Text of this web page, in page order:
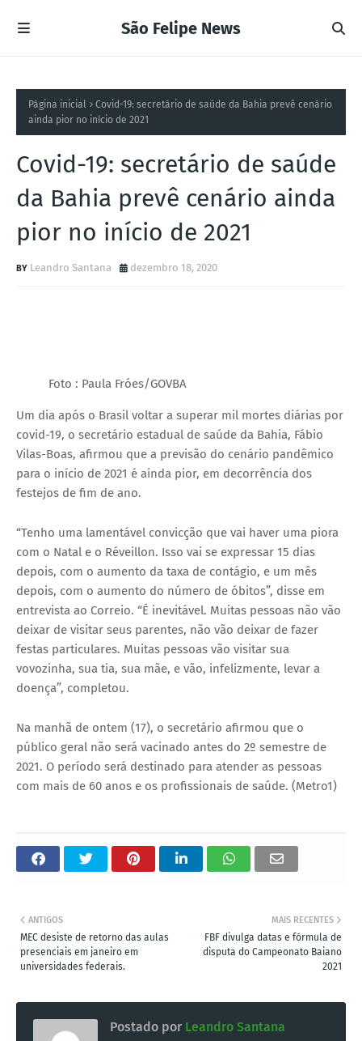
São Felipe News
Página inicial
Covid-19: secretário de saúde da Bahia prevê cenário
ainda pior no início de 2021
Covid-19: secretário de saúde
da Bahia prevê cenário ainda
pior no início de 2021
Leandro Santana dezembro 18, 2020
Foto : Paula Fróes/GOVBA
Um dia após o Brasil voltar a superar mil mortes diárias por
covid-19, o secretário estadual de saúde da Bahia, Fábio
Vilas-Boas, afirmou que a previsão do cenário pandêmico
para o início de 2021 é ainda pior, em decorrência dos
festejos de fim de ano.
“Tenho uma lamentável convicção que vai haver uma piora
com o Natal e o Réveillon. Isso vai se expressar 15 dias
depois, com o aumento da taxa de contágio, e um mês
depois, com o aumento do número de óbitos”, disse em
entrevista ao Correio. “É inevitável. Muitas pessoas não vão
deixar de visitar seus parentes, não vão deixar de fazer
festas particulares. Muitas pessoas vão visitar sua
vovozinha, sua tia, sua mãe, e vão, infelizmente, levar a
doença”, completou.
Na manhã de ontem (17), o secretário afirmou que o
público geral não será vacinado antes do 2º semestre de
2021. O período será destinado para atender as pessoas
com mais de 60 anos e os profissionais de saúde. (Metro1)
MAIS RECENTES
FBF divulga datas e fórmula de
disputa do Campeonato Baiano
2021
ANTIGOS
MEC desiste de retorno das aulas
presenciais em janeiro em
universidades federais.
Postado por Leandro Santana